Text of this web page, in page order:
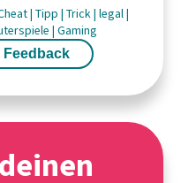
| Tipp | Trick| legal|
| Gaming
Feedback